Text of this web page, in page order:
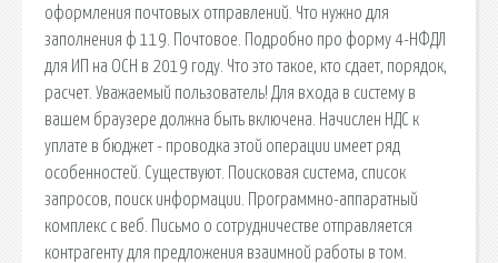
оформления почтовых отправлений. Что нужно для
заполнения ф 119. Почтовое. Подробно про форму 4-НФДЛ
для ИП на ОСН в 2019 году. Что это такое, кто сдает, порядок,
расчет. Уважаемый пользователь! Для входа в систему в
вашем браузере должна быть включена. Начислен НДС к
уплате в бюджет - проводка этой операции имеет ряд
особенностей. Существуют. Поисковая сиcтема, список
запросов, поиск информации. Программно-аппаратный
комплекс с веб. Письмо о сотрудничестве отправляется
контрагенту для предложения взаимной работы в том.